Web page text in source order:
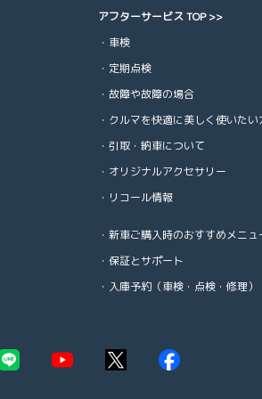
アフターサービス TOP >>
・車検
・定期点検
・故障や故障の場合
・クルマを快適に美しく使いたい
・引取・納車について
・オリジナルアクセサリー
・リコール情報
・新車ご購入時のおすすめメニュ
・保証とサポート
・入庫予約（車検・点検・修理）